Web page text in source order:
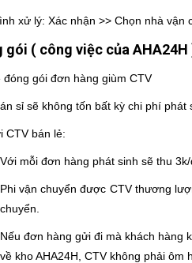
xử lý: Xác nhận >> Chọn nhà vận
gói ( công việc của AHA24H
đóng gói đơn hàng giùm CTV
sỉ sẽ không tốn bất kỳ chi phí phát
CTV bán lẻ:
Với mỗi đơn hàng phát sinh sẽ thu
Phi vận chuyển được CTV thương
chuyển.
Nếu đơn hàng gửi đi mà khách hàng
về kho AHA24H, CTV không phải ôm